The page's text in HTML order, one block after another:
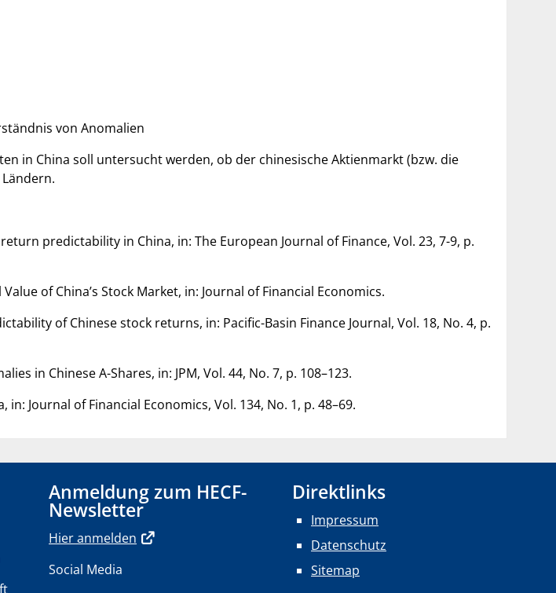
von Anomalien
in China soll untersucht werden, ob der chinesische Aktienmarkt (bzw. die
predictability in China, in: The European Journal of Finance, Vol. 23, 7-9, p.
of China’s Stock Market, in: Journal of Financial Economics.
of Chinese stock returns, in: Pacific-Basin Finance Journal, Vol. 18, No. 4, p.
in Chinese A-Shares, in: JPM, Vol. 44, No. 7, p. 108–123.
Journal of Financial Economics, Vol. 134, No. 1, p. 48–69.
Anmeldung zum HECF-
Newsletter
Hier anmelden
Social Media
Direktlinks
Impressum
Datenschutz
Sitemap